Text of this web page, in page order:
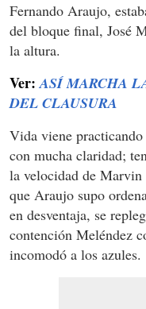
Fernando Araujo,
del bloque final, José
la altura.
Ver: ASÍ MARCHA
DEL CLAUSURA
Vida viene
con mucha claridad;
la velocidad de
que Araujo supo
en desventaja, se
contención Meléndez
incomodó a los azules.